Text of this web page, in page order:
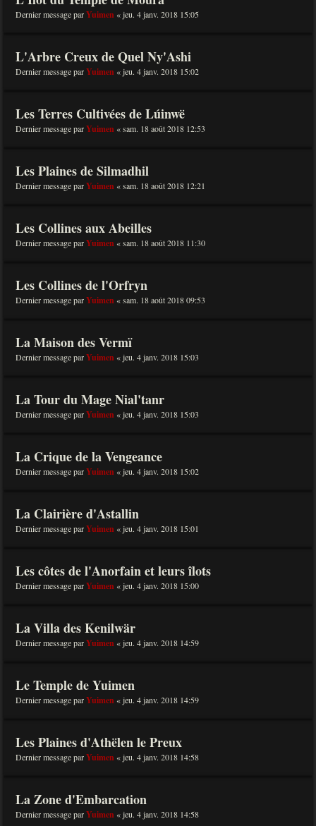
Dernier message parYuimen «jeu. 4 janv. 2018 15:05
L'Arbre Creux de Quel Ny'Ashi
Dernier message parYuimen «jeu. 4 janv. 2018 15:02
Les Terres Cultivées de Lúinwë
Dernier message parYuimen «sam. 18 août 2018 12:53
Les Plaines de Silmadhil
Dernier message parYuimen «sam. 18 août 2018 12:21
Les Collines aux Abeilles
Dernier message parYuimen «sam. 18 août 2018 11:30
Les Collines de l'Orfryn
Dernier message parYuimen «sam. 18 août 2018 09:53
La Maison des Vermï
Dernier message parYuimen «jeu. 4 janv. 2018 15:03
La Tour du Mage Nial'tanr
Dernier message parYuimen «jeu. 4 janv. 2018 15:03
La Crique de la Vengeance
Dernier message parYuimen «jeu. 4 janv. 2018 15:02
La Clairière d'Astallin
Dernier message parYuimen «jeu. 4 janv. 2018 15:01
Les côtes de l'Anorfain et leurs îlots
Dernier message parYuimen «jeu. 4 janv. 2018 15:00
La Villa des Kenilwär
Dernier message parYuimen «jeu. 4 janv. 2018 14:59
Le Temple de Yuimen
Dernier message parYuimen «jeu. 4 janv. 2018 14:59
Les Plaines d'Athëlen le Preux
Dernier message parYuimen «jeu. 4 janv. 2018 14:58
La Zone d'Embarcation
Dernier message parYuimen «jeu. 4 janv. 2018 14:58